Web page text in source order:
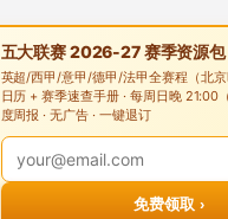
五大联赛 2026-27 赛季资源包
英超/西甲/意甲/德甲/法甲全赛程（北
日历 + 赛季速查手册 · 每周日晚 21:00
度周报 · 无广告 · 一键退订
免费领取 ›